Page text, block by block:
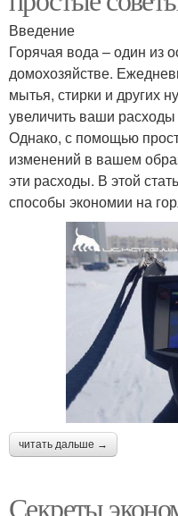
Введение
Горячая вода – один из
домохозяйстве.
мытья, стирки и других
увеличить ваши
Однако, с помощью
изменений в вашем
эти расходы. В этой
способы экономии на
читать дальше →
Секреты